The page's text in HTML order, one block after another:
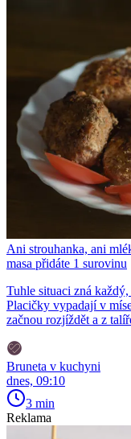
Ani strouhanka, ani
masa přidáte 1 surovinu
Tuhle situaci zná
Placičky vypadají v
začnou rozjíždět a z
Bruneta v kuchyni
dnes, 09:10
3 min
Reklama